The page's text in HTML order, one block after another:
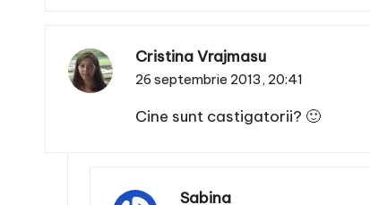
Cristina Vrajmasu
26 septembrie 2013, 20:41
Cine sunt castigatorii? 🙂
Sabina